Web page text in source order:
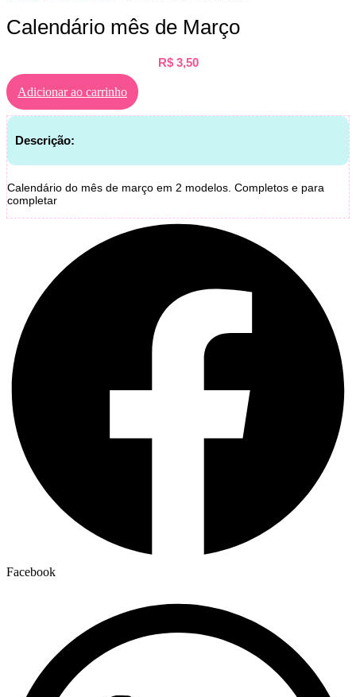
Calendário mês de Março
R$3,50
Adicionar ao carrinho
Descrição:
Calendário do mês de março em 2 modelos. Completos e para
completar
Facebook